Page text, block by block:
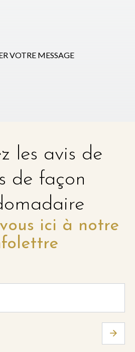
VOTRE MESSAGE
les avis de
de façon
ici à notre